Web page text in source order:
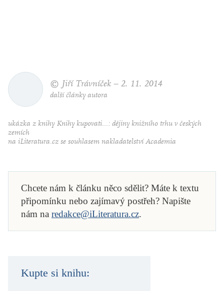
© Jiří Trávníček – 2. 11. 2014
další články autora
ukázka z knihy Knihy kupovati...: dějiny knižního trhu v českých
zemích
na iLiteratura.cz se souhlasem nakladatelství Academia
Chcete nám k článku něco sdělit? Máte k textu
připomínku nebo zajímavý postřeh? Napište
nám na redakce@iLiteratura.cz.
Kupte si knihu: